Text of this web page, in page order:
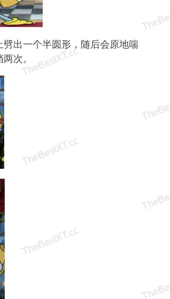
劈出一个半圆形，随后会原地喘
次。